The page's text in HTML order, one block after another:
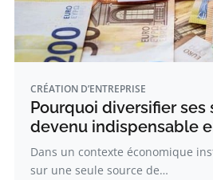
CRÉATION D’ENTREPRISE
Pourquoi diversifier
devenu indispensable
Dans un contexte économique
sur une seule source de…